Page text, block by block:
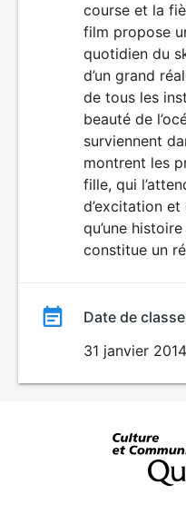
course et la
film propose
quotidien du
d’un grand
de tous les
beauté de
surviennent
montrent les
fille, qui
d’excitation et
qu’une
constitue un
Date de
31 janvier 2014